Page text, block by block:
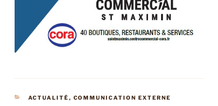
CATÉGORIES
ACTUALITÉ , COMMUNICATION EXTERNE